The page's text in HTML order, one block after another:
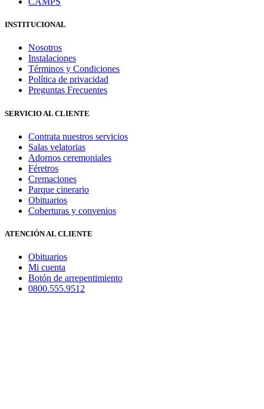
INSTITUCIONAL
Nosotros
Instalaciones
Términos y Condiciones
Política de privacidad
Preguntas Frecuentes
SERVICIO AL CLIENTE
Contrata nuestros servicios
Salas velatorias
Adornos ceremoniales
Féretros
Cremaciones
Parque cinerario
Obituarios
Coberturas y convenios
ATENCIÓN AL CLIENTE
Obituarios
Mi cuenta
Botón de arrepentimiento
0800.555.9512